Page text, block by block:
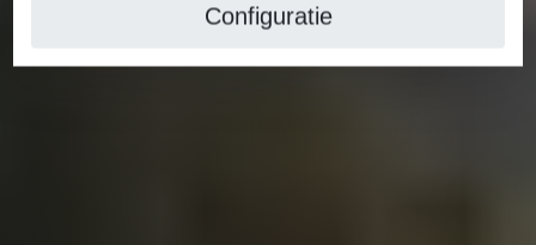
Configuratie